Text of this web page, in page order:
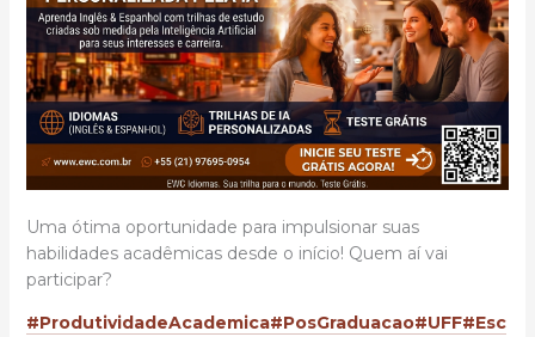
Uma ótima oportunidade para impulsionar suas
habilidades acadêmicas desde o início! Quem aí vai
participar?
#ProdutividadeAcademica#PosGraduacao#UFF#Esc